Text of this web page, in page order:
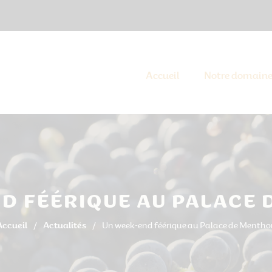
Accueil Notre domaine
FÉÉRIQUE AU PALACE
Actualités Un week-end féérique au Palace de